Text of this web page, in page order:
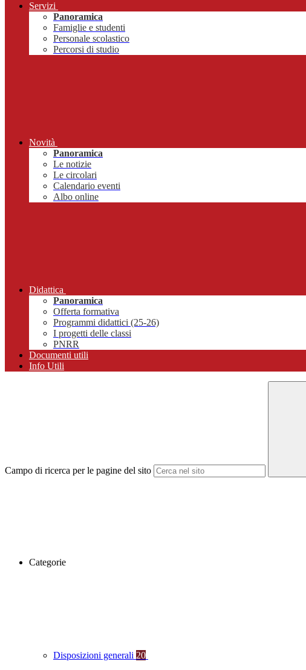
Servizi
Panoramica
Famiglie e studenti
Personale scolastico
Percorsi di studio
Novità
Panoramica
Le notizie
Le circolari
Calendario eventi
Albo online
Didattica
Panoramica
Offerta formativa
Programmi didattici (25-26)
I progetti delle classi
PNRR
Documenti utili
Info Utili
Campo di ricerca per le pagine del sito
Categorie
Disposizioni generali 20